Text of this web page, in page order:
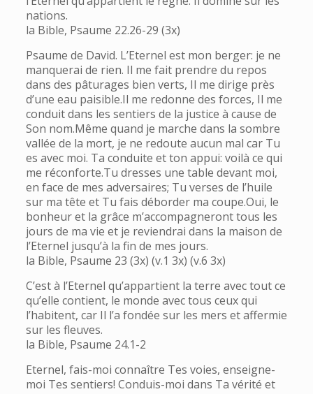
nations.
la Bible, Psaume 22.26-29 (3x)
Psaume de David. L’Eternel est mon berger: je ne
manquerai de rien. Il me fait prendre du repos
dans des pâturages bien verts, Il me dirige près
d’une eau paisible.Il me redonne des forces, Il me
conduit dans les sentiers de la justice à cause de
Son nom.Même quand je marche dans la sombre
vallée de la mort, je ne redoute aucun mal car Tu
es avec moi. Ta conduite et ton appui: voilà ce qui
me réconforte.Tu dresses une table devant moi,
en face de mes adversaires; Tu verses de l’huile
sur ma tête et Tu fais déborder ma coupe.Oui, le
bonheur et la grâce m’accompagneront tous les
jours de ma vie et je reviendrai dans la maison de
l’Eternel jusqu’à la fin de mes jours.
la Bible, Psaume 23 (3x) (v.1 3x) (v.6 3x)
C’est à l’Eternel qu’appartient la terre avec tout ce
qu’elle contient, le monde avec tous ceux qui
l’habitent, car Il l’a fondée sur les mers et affermie
sur les fleuves.
la Bible, Psaume 24.1-2
Eternel, fais-moi connaître Tes voies, enseigne-
moi Tes sentiers! Conduis-moi dans Ta vérité et